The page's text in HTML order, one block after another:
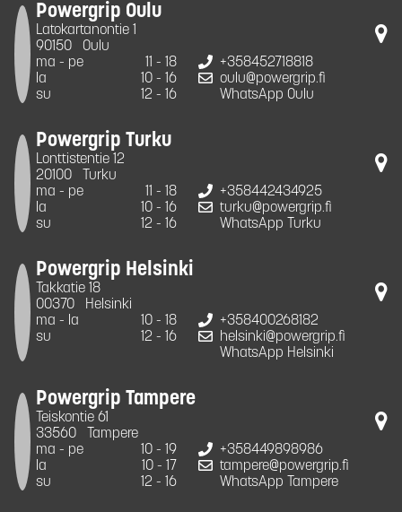
Powergrip Oulu
Latokartanontie 1
90150
Oulu
ma - pe
11 - 18
la
10 - 16
su
12 - 16
+358452718818
oulu@powergrip.fi
WhatsApp Oulu
Powergrip Turku
Lonttistentie 12
20100
Turku
ma - pe
11 - 18
la
10 - 16
su
12 - 16
+358442434925
turku@powergrip.fi
WhatsApp Turku
Powergrip Helsinki
Takkatie 18
00370
Helsinki
ma - la
10 - 18
su
12 - 16
+358400268182
helsinki@powergrip.fi
WhatsApp Helsinki
Powergrip Tampere
Teiskontie 61
33560
Tampere
ma - pe
10 - 19
la
10 - 17
su
12 - 16
+358449898986
tampere@powergrip.fi
WhatsApp Tampere